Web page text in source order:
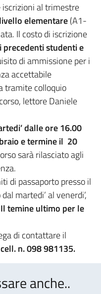
al trimestre
elementare(A1-
Il costo di iscrizione
precedenti studenti e
di ammissione per i
accettabile
tramite colloquio
lettore Daniele
dalle ore 16.00
e termine il 20
sarà rilasciato agli
di passaporto presso il
martedi’ al venerdi’,
Il temine ultimo per le
di contattare il
n. 098 981135.
anche..